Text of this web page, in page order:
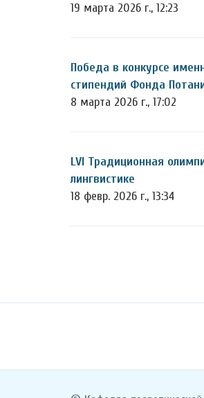
19 марта 2026 г., 12:23
Победа в конкурсе
стипендий Фонда
8 марта 2026 г., 17:02
LVI Традиционная
лингвистике
18 февр. 2026 г., 13:34